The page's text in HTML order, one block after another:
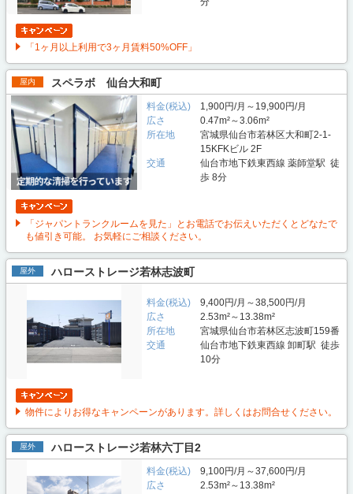
「1ヶ月以上利用で3ヶ月賃料50%OFF」
屋内 スペラボ 仙台大和町
料金(税込)
1,900円/月～19,900円/月
広さ
0.47m²～3.06m²
所在地
宮城県仙台市若林区大和町2-1-
15KFKビル 2F
交通
仙台市地下鉄東西線 薬師堂駅 徒
歩 8分
「ジャパントランクルームを見た」とお電話でお伝えいただくとどなたで
も値引き可能。 お気軽にご相談ください。
屋外 ハローストレージ若林志波町
料金(税込)
9,400円/月～38,500円/月
広さ
2.53m²～13.38m²
所在地
宮城県仙台市若林区志波町159番
交通
仙台市地下鉄東西線 卸町駅 徒歩
10分
物件によりお得なキャンペーンがあります。詳しくはお問合せください。
屋外 ハローストレージ若林六丁目2
料金(税込)
9,100円/月～37,600円/月
広さ
2.53m²～13.38m²